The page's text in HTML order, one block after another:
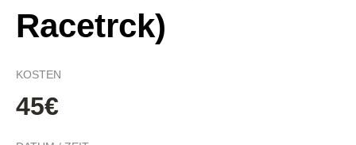
Racetrck)
KOSTEN
45€